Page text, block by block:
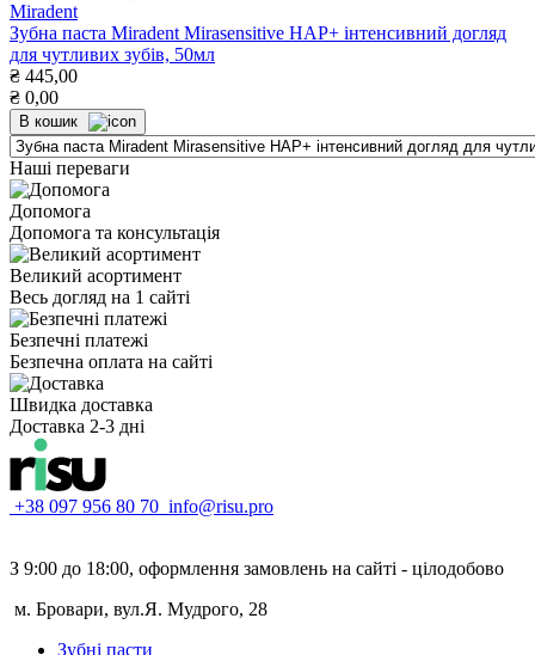
Miradent
Зубна паста Miradent Mirasensitive HAP+ інтенсивний догляд
для чутливих зубів, 50мл
₴ 445,00
₴ 0,00
В кошик
Наші переваги
Допомога
Допомога та консультація
Великий асортимент
Весь догляд на 1 сайті
Безпечні платежі
Безпечна оплата на сайті
Швидка доставка
Доставка 2-3 дні
+38 097 956 80 70 info@risu.pro
З 9:00 до 18:00, оформлення замовлень на сайті - цілодобово
м. Бровари, вул.Я. Мудрого, 28
Зубні пасти